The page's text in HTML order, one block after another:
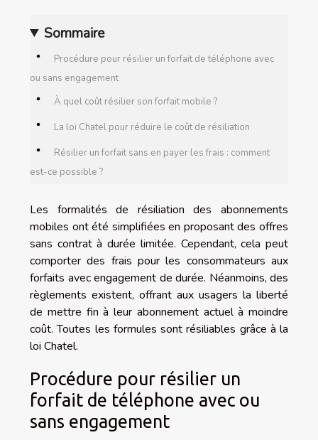
Sommaire
Procédure pour résilier un forfait de téléphone avec
ou sans engagement
À quel coût résilier son forfait mobile ?
La loi Chatel pour réduire le coût de résiliation
Résilier un forfait sans en payer les frais : comment
est-ce possible ?
Les formalités de résiliation des abonnements
mobiles ont été simplifiées en proposant des offres
sans contrat à durée limitée. Cependant, cela peut
comporter des frais pour les consommateurs aux
forfaits avec engagement de durée. Néanmoins, des
règlements existent, offrant aux usagers la liberté
de mettre fin à leur abonnement actuel à moindre
coût. Toutes les formules sont résiliables grâce à la
loi Chatel.
Procédure pour résilier un
forfait de téléphone avec ou
sans engagement